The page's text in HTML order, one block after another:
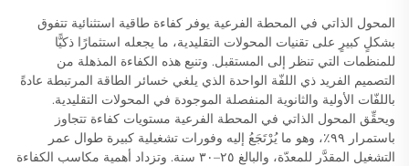
المحول الذاتي في المحطة الفرعية يوفر كفاءة طاقية استثنائية تتفوق
بشكلٍ كبيرٍ على تقنيات المحولات التقليدية، ما يجعله استثمارًا ذكيًّا
للمنظمات التي تنظر إلى المستقبل. وتنبع هذه الكفاءة المذهلة من
التصميم الفريد ذي اللفّة الواحدة الذي يلغي خسائر الطاقة المرتبطة عادةً
باللفّات الأولية والثانوية المنفصلة الموجودة في المحولات التقليدية.
ويحقِّق المحول الذاتي في المحطة الفرعية مستويات كفاءة تتجاوز
باستمرار ٩٩٪، وهو ما يُرْتَجَعُ إليه وفورات تشغيلية كبيرة طوال عمر
التشغيل المقدَّر للمعدّة، والبالغ ٢٥–٣٠ سنة. وتزداد أهمية مكاسب الكفاءة